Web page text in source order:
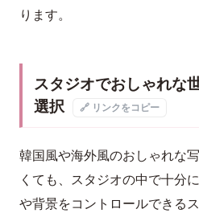
ります。
スタジオでおしゃれな
選択
🔗 リンクをコピー
韓国風や海外風のおしゃれな
くても、スタジオの中で十分
や背景をコントロールできる